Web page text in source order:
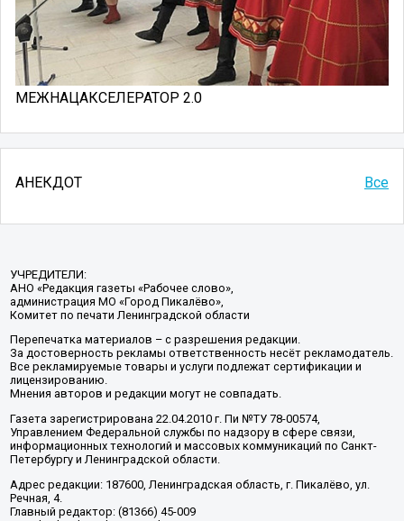
МЕЖНАЦАКСЕЛЕРАТОР 2.0
АНЕКДОТ Все
УЧРЕДИТЕЛИ:
АНО «Редакция газеты «Рабочее слово»,
администрация МО «Город Пикалёво»,
Комитет по печати Ленинградской области
Перепечатка материалов – с разрешения редакции.
За достоверность рекламы ответственность несёт рекламодатель.
Все рекламируемые товары и услуги подлежат сертификации и
лицензированию.
Мнения авторов и редакции могут не совпадать.
Газета зарегистрирована 22.04.2010 г. Пи №ТУ 78-00574,
Управлением Федеральной службы по надзору в сфере связи,
информационных технологий и массовых коммуникаций по Санкт-
Петербургу и Ленинградской области.
Адрес редакции: 187600, Ленинградская область, г. Пикалёво, ул.
Речная, 4.
Главный редактор: (81366) 45-009